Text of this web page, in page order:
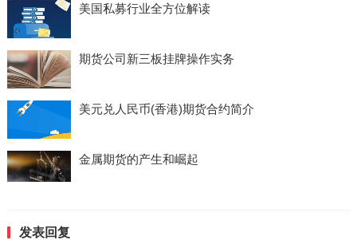
美国私募行业全方位解读
期货公司新三板挂牌操作实务
美元兑人民币(香港)期货合约简介
金属期货的产生和崛起
发表回复